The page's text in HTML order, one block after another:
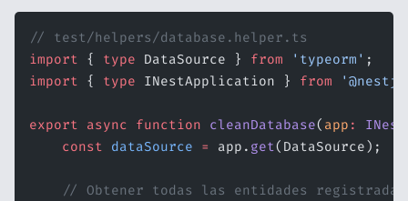
// test/helpers/database.helper.ts
import { type DataSource } from 'typeorm' ;
import { type INestApplication } from
export async function cleanDatabase( app :
    const
dataSource = app. get(DataSource);
    // Obtener todas las entidades registradas